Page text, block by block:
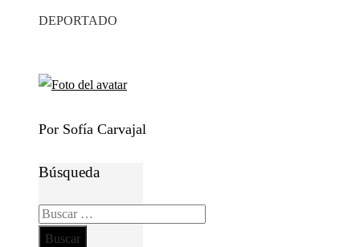
DEPORTADO
Por Sofía Carvajal
Búsqueda
Buscar: